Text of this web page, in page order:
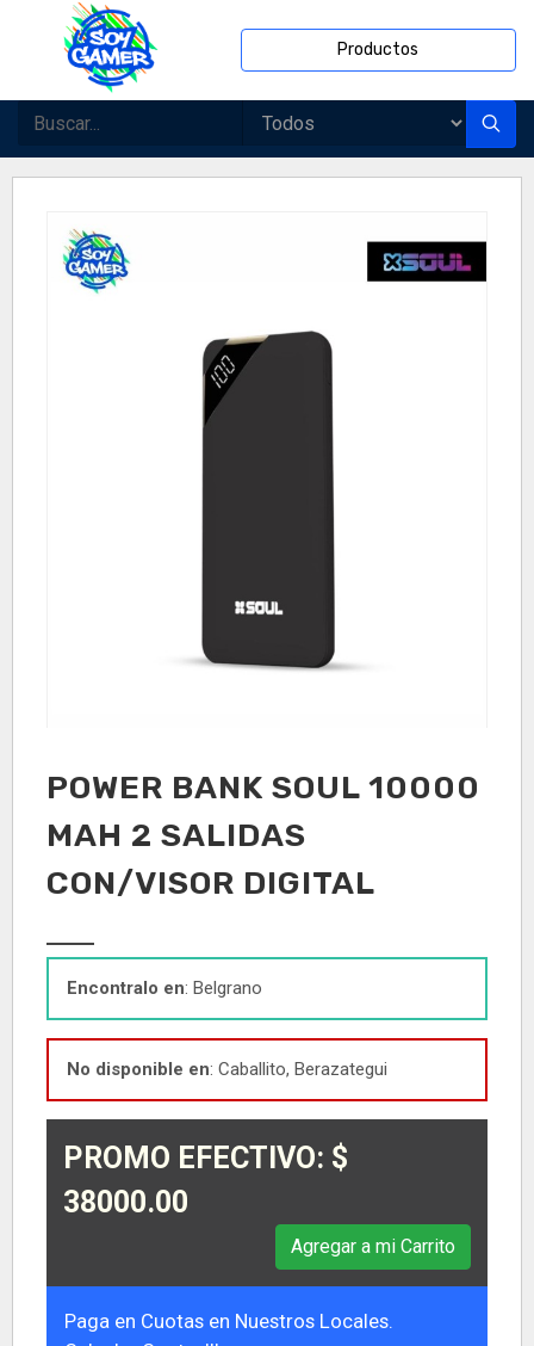
Productos
POWER BANK SOUL 10000
MAH 2 SALIDAS
CON/VISOR DIGITAL
Encontralo en: Belgrano
No disponible en: Caballito, Berazategui
PROMO EFECTIVO: $
38000.00
Agregar a mi Carrito
Paga en Cuotas en Nuestros Locales.